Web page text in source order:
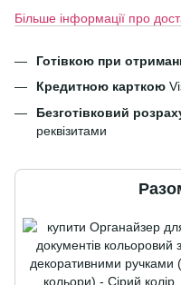
Більше інформації про
Готівкою при
Кредитною карткою
Безготівковий
реквізитами